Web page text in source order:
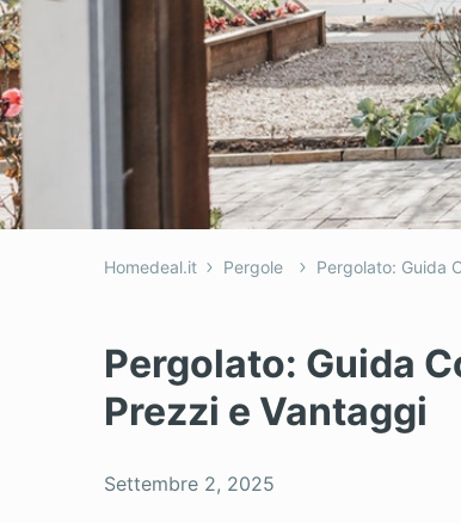
Homedeal.it Pergole Pergolato: Guida
Pergolato: Guida
Prezzi e Vantaggi
Settembre 2, 2025